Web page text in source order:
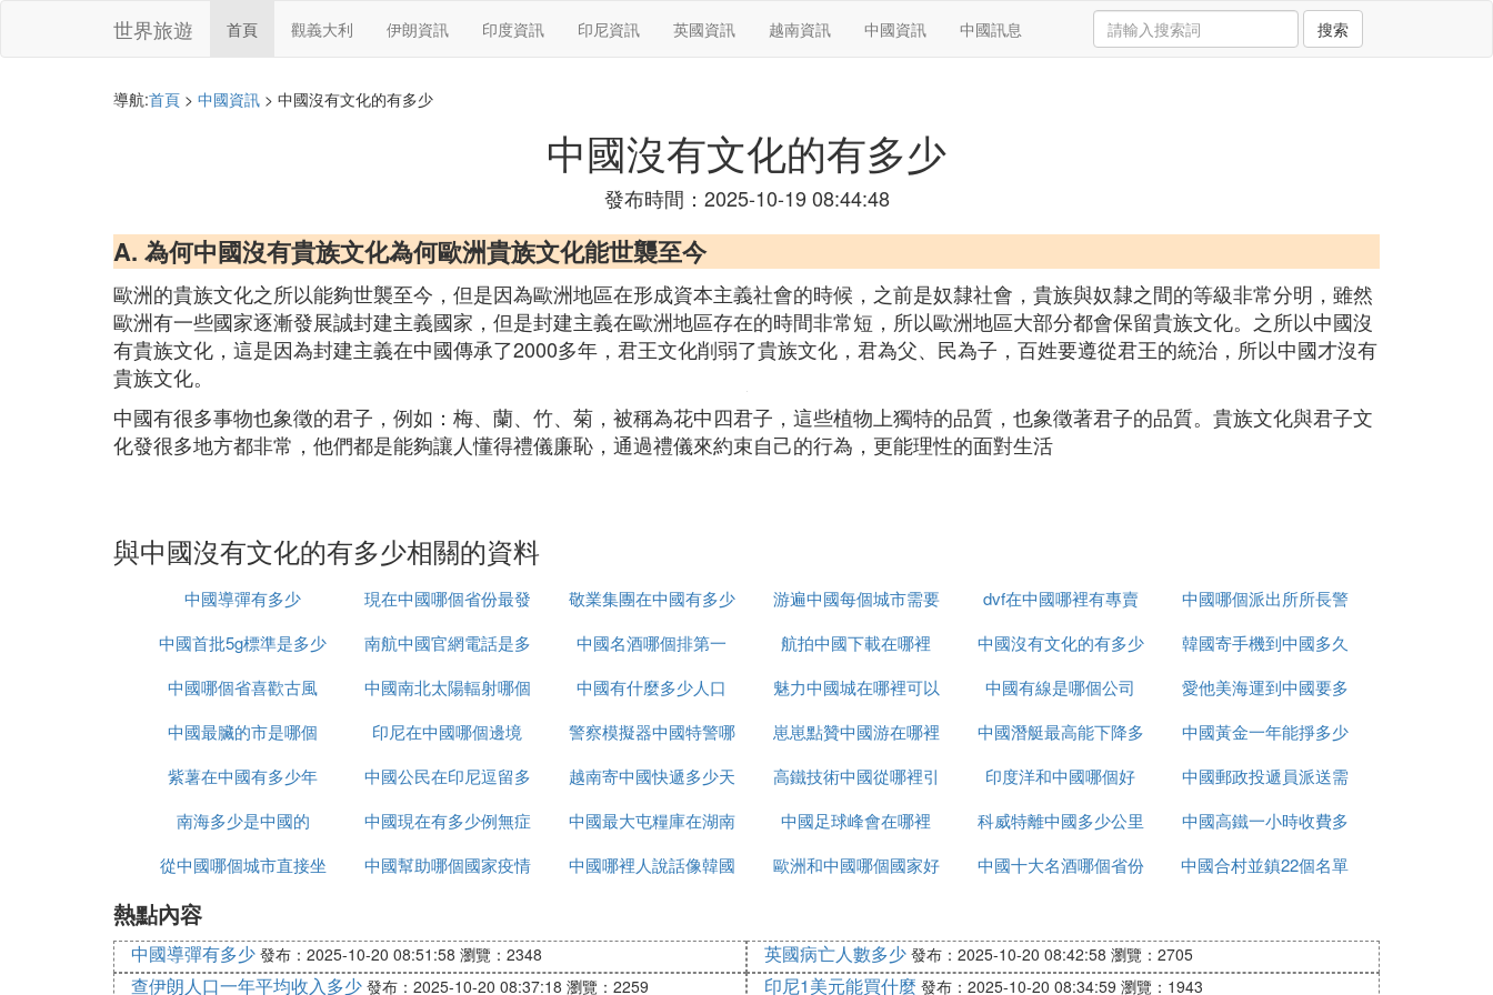
世界旅遊 首頁 觀義大利 伊朗資訊 印度資訊 印尼資訊 英國資訊 越南資訊 中國資訊 中國訊息 搜索
導航:首頁 > 中國資訊 > 中國沒有文化的有多少
中國沒有文化的有多少
發布時間：2025-10-19 08:44:48
A. 為何中國沒有貴族文化為何歐洲貴族文化能世襲至今
歐洲的貴族文化之所以能夠世襲至今，但是因為歐洲地區在形成資本主義社會的時候，之前是奴隸社會，貴族與奴隸之間的等級非常分明，雖然
歐洲有一些國家逐漸發展誠封建主義國家，但是封建主義在歐洲地區存在的時間非常短，所以歐洲地區大部分都會保留貴族文化。之所以中國沒
有貴族文化，這是因為封建主義在中國傳承了2000多年，君王文化削弱了貴族文化，君為父、民為子，百姓要遵從君王的統治，所以中國才沒有
貴族文化。
中國有很多事物也象徵的君子，例如：梅、蘭、竹、菊，被稱為花中四君子，這些植物上獨特的品質，也象徵著君子的品質。貴族文化與君子文
化發很多地方都非常，他們都是能夠讓人懂得禮儀廉恥，通過禮儀來約束自己的行為，更能理性的面對生活
與中國沒有文化的有多少相關的資料
中國導彈有多少
現在中國哪個省份最發
達
敬業集團在中國有多少
辦事處
游遍中國每個城市需要
多久
dvf在中國哪裡有專賣
店
中國哪個派出所所長警
銜最高
中國首批5g標準是多少
南航中國官網電話是多
少錢
中國名酒哪個排第一 航拍中國下載在哪裡 中國沒有文化的有多少
韓國寄手機到中國多久
中國哪個省喜歡古風
中國南北太陽輻射哪個
大
中國有什麼多少人口
魅力中國城在哪裡可以
看
中國有線是哪個公司
愛他美海運到中國要多
久
中國最臟的市是哪個 印尼在中國哪個邊境
警察模擬器中國特警哪
裡下載
崽崽點贊中國游在哪裡
中國潛艇最高能下降多
少米
中國黃金一年能掙多少
錢
紫薯在中國有多少年
中國公民在印尼逗留多
久
越南寄中國快遞多少天
高鐵技術中國從哪裡引
進
印度洋和中國哪個好
中國郵政投遞員派送需
要多久
南海多少是中國的
中國現在有多少例無症
狀感染者
中國最大屯糧庫在湖南
哪裡
中國足球峰會在哪裡 科威特離中國多少公里
中國高鐵一小時收費多
少
從中國哪個城市直接坐
中國幫助哪個國家疫情
中國哪裡人說話像韓國
歐洲和中國哪個國家好
中國十大名酒哪個省份
中國合村並鎮22個名單
熱點內容
中國導彈有多少 發布：2025-10-20 08:51:58 瀏覽：2348 英國病亡人數多少 發布：2025-10-20 08:42:58 瀏覽：2705
查伊朗人口一年平均收入多少 發布：2025-10-20 08:37:18 瀏覽：2259 印尼1美元能買什麼 發布：2025-10-20 08:34:59 瀏覽：1943